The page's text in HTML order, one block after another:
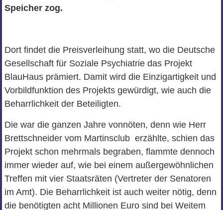
Speicher zog.
Dort findet die Preisverleihung statt, wo die Deutsche
Gesellschaft für Soziale Psychiatrie das Projekt
BlauHaus prämiert. Damit wird die Einzigartigkeit und
Vorbildfunktion des Projekts gewürdigt, wie auch die
Beharrlichkeit der Beteiligten.
Die war die ganzen Jahre vonnöten, denn wie Herr
Brettschneider vom Martinsclub erzählte, schien das
Projekt schon mehrmals begraben, flammte dennoch
immer wieder auf, wie bei einem außergewöhnlichen
Treffen mit vier Staatsräten (Vertreter der Senatoren
im Amt). Die Beharrlichkeit ist auch weiter nötig, denn
die benötigten acht Millionen Euro sind bei Weitem